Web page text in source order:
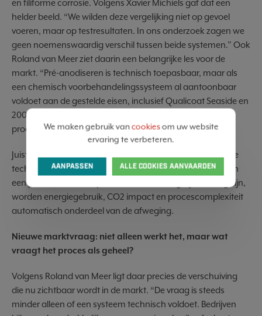
en filiforme corrosie. Volgens Xavier Michiels gaf dat een
helder beeld. “We wilden deze vergelijking niet op gevoel
voeren, maar op testresultaten. In ons onderzoek zagen we
geen noemenswaardig verschil tussen beide systemen.” Ook
Roland van Meer ziet daarin een belangrijke les voor de
markt. “Pré-anodiseren is technisch toepasbaar, maar als
een chemisch voorbehandelingssysteem al aantoonbaar
voldoet aan de gestelde eisen, inclusief Qualicoat Seaside en
2000 uur AASS, dan moet je je afvragen of een zwaarder
proces in de praktijk echt meerwaarde biedt.”
Juist die vraag maakt de vergelijking actueel. Niet alleen de
technische uitkomst telt, maar ook de bredere impact van
een proces. Wanneer prestaties minimaal gelijkwaardig zijn,
worden energiegebruik, CO2 impact en procescomplexiteit
automatisch onderdeel van de afweging.
Nieuwe marktvraag: niet alleen werkt het, maar wat
vraagt het proces als geheel?
Volgens Roland van Meer ligt daar precies de verschuiving
die nu zichtbaar wordt in de markt. “De vraag is steeds
minder alleen of een systeem technisch voldoet. Bedrijven
We maken gebruik vancookiesom uw website
ervaring te verbeteren.
AANPASSEN ALLE COOKIES AANVAARDEN